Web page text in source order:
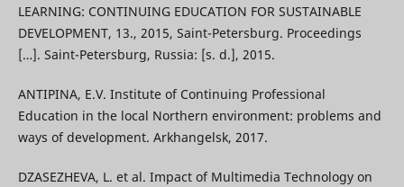
LEARNING: CONTINUING EDUCATION FOR SUSTAINABLE
DEVELOPMENT, 13., 2015, Saint-Petersburg. Proceedings
[…]. Saint-Petersburg, Russia: [s. d.], 2015.
ANTIPINA, E.V. Institute of Continuing Professional
Education in the local Northern environment: problems and
ways of development. Arkhangelsk, 2017.
DZASEZHEVA, L. et al. Impact of Multimedia Technology on